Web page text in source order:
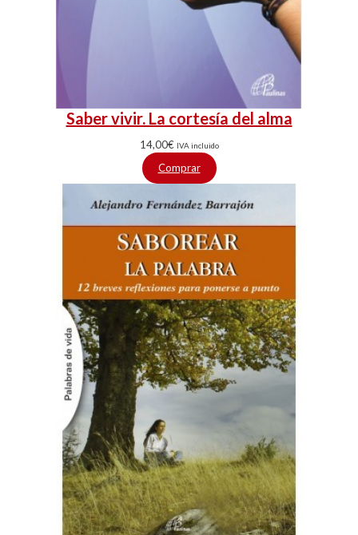
Saber vivir. La cortesía del alma
14,00€ IVA incluido
Comprar